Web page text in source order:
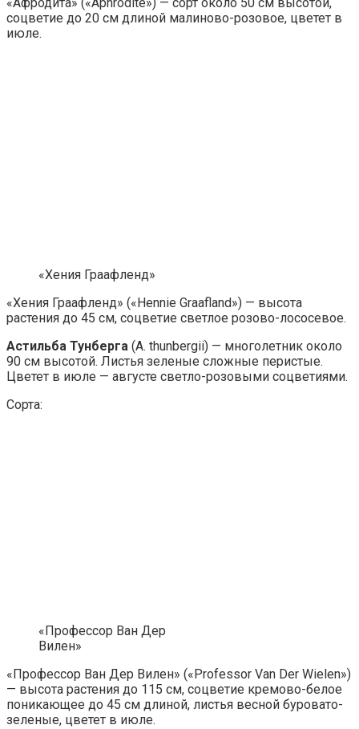
соцветие до 20 см длиной малиново-розовое, цветет в
июле.
«Хения Граафленд»
«Хения Граафленд» («Hennie Graafland») — высота
растения до 45 см, соцветие светлое розово-лососевое.
Астильба Тунберга (A. thunbergii) — многолетник около
90 см высотой. Листья зеленые сложные перистые.
Цветет в июле — августе светло-розовыми соцветиями.
Сорта:
«Профессор Ван Дер
Вилен»
«Профессор Ван Дер Вилен» («Professor Van Der Wielen»)
— высота растения до 115 см, соцветие кремово-белое
поникающее до 45 см длиной, листья весной буровато-
зеленые, цветет в июле.